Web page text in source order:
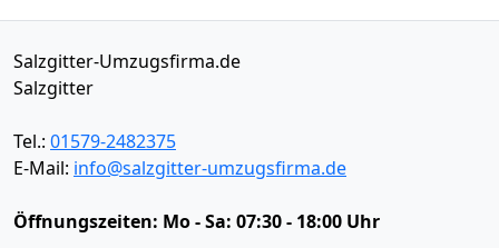
Salzgitter-Umzugsfirma.de
Salzgitter
Tel.: 01579-2482375
E-Mail: info@salzgitter-umzugsfirma.de
Öffnungszeiten: Mo - Sa: 07:30 - 18:00 Uhr